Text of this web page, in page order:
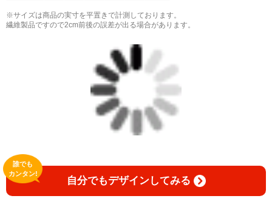
※サイズは商品の実寸を平置きで計測しております。
繊維製品ですので2cm前後の誤差が出る場合があります。
自分でもデザインしてみる
誰でも
カンタン!